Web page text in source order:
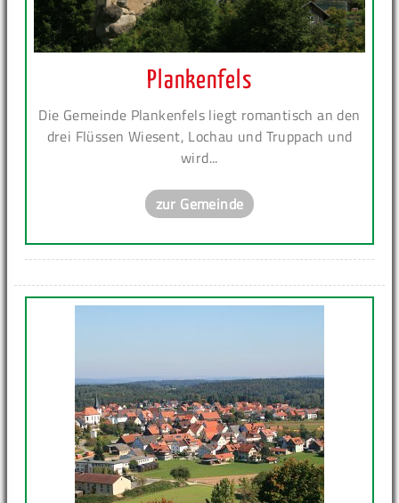
Plankenfels
Die Gemeinde Plankenfels liegt romantisch an den
drei Flüssen Wiesent, Lochau und Truppach und
wird...
zur Gemeinde